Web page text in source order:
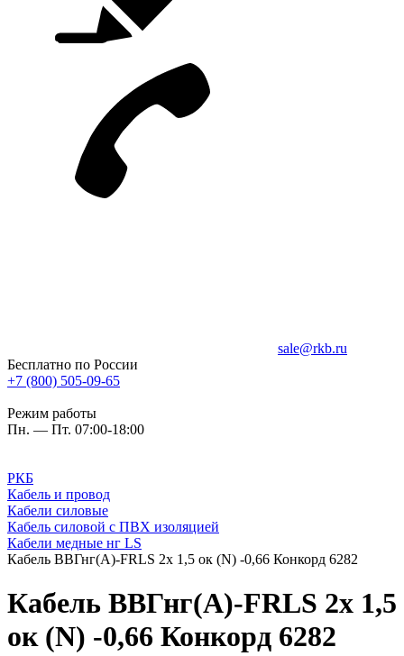
sale@rkb.ru
Бесплатно по России
+7 (800) 505-09-65
Режим работы
Пн. — Пт. 07:00-18:00
РКБ
Кабель и провод
Кабели силовые
Кабель силовой с ПВХ изоляцией
Кабели медные нг LS
Кабель ВВГнг(A)-FRLS 2х 1,5 ок (N) -0,66 Конкорд 6282
Кабель ВВГнг(A)-FRLS 2х 1,5
ок (N) -0,66 Конкорд 6282